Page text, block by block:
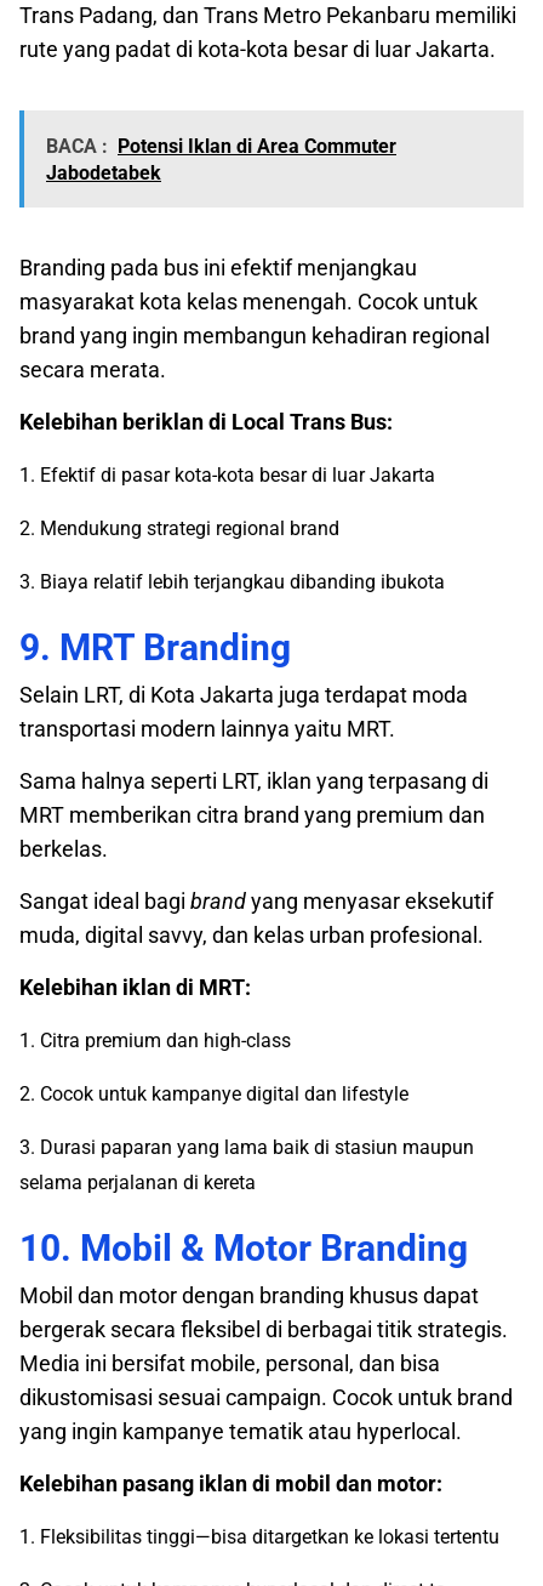
Trans Padang, dan Trans Metro Pekanbaru memiliki
rute yang padat di kota-kota besar di luar Jakarta.
BACA : Potensi Iklan di Area Commuter
Jabodetabek
Branding pada bus ini efektif menjangkau
masyarakat kota kelas menengah. Cocok untuk
brand yang ingin membangun kehadiran regional
secara merata.
Kelebihan beriklan di Local Trans Bus:
1. Efektif di pasar kota-kota besar di luar Jakarta
2. Mendukung strategi regional brand
3. Biaya relatif lebih terjangkau dibanding ibukota
9. MRT Branding
Selain LRT, di Kota Jakarta juga terdapat moda
transportasi modern lainnya yaitu MRT.
Sama halnya seperti LRT, iklan yang terpasang di
MRT memberikan citra brand yang premium dan
berkelas.
Sangat ideal bagi brandyang menyasar eksekutif
muda, digital savvy, dan kelas urban profesional.
Kelebihan iklan di MRT:
1. Citra premium dan high-class
2. Cocok untuk kampanye digital dan lifestyle
3. Durasi paparan yang lama baik di stasiun maupun
selama perjalanan di kereta
10. Mobil & Motor Branding
Mobil dan motor dengan branding khusus dapat
bergerak secara fleksibel di berbagai titik strategis.
Media ini bersifat mobile, personal, dan bisa
dikustomisasi sesuai campaign. Cocok untuk brand
yang ingin kampanye tematik atau hyperlocal.
Kelebihan pasang iklan di mobil dan motor:
1. Fleksibilitas tinggi—bisa ditargetkan ke lokasi tertentu